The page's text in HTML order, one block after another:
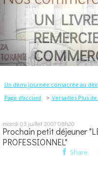
UN
Un demi journée consacrée au
Page d'accueil
Versailles Plus
mardi 03 juillet 200708h20
Prochain petit déjeuner
PROFESSIONNEL"
Share